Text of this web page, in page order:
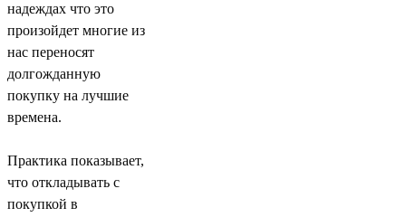
надеждах что это
произойдет многие из
нас переносят
долгожданную
покупку на лучшие
времена.
Практика показывает,
что откладывать с
покупкой в